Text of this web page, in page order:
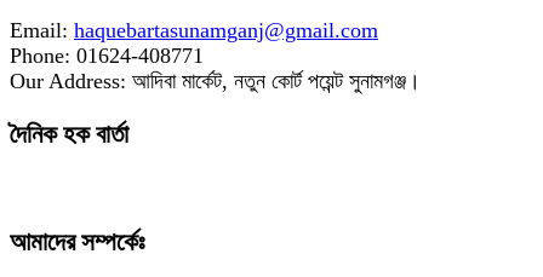
Email: haquebartasunamganj@gmail.com
Phone: 01624-408771
Our Address: আদিবা মার্কেট, নতুন কোর্ট পয়েন্ট সুনামগঞ্জ।
দৈনিক হক বার্তা
আমাদের সম্পর্কেঃ